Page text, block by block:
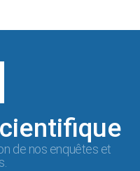
de nos enquêtes et